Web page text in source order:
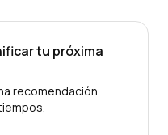
tu próxima
recomendación